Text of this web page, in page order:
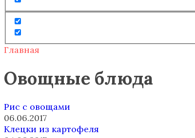
Главная
Овощные блюда
Рис с овощами
06.06.2017
Клецки из картофеля